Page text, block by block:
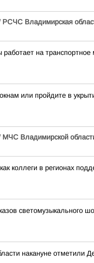
РСЧС Владимирская
на
или пройдите в
МЧС Владимирской
коллеги в регионах
светомузыкального
накануне отметили